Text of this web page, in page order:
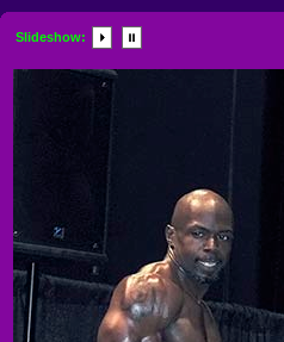
Slideshow: